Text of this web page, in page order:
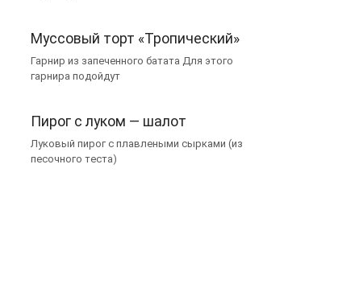
Муссовый торт «Тропический»
Гарнир из запеченного батата Для этого
гарнира подойдут
Пирог с луком — шалот
Луковый пирог с плавлеными сырками (из
песочного теста)